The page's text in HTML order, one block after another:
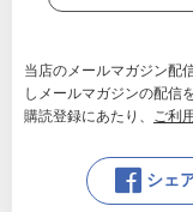
当店のメールマガジン配
しメールマガジンの配信
購読登録にあたり、 ご利
シェ